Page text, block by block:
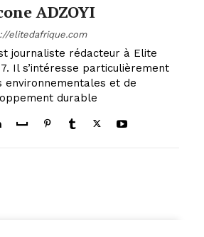
ADZOYI
elitedafrique.com
journaliste rédacteur à Elite
Il s’intéresse particulièrement
environnementales et de
durable